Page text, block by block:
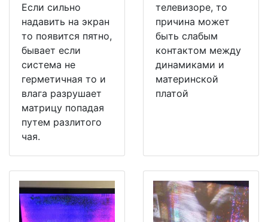
Если сильно
надавить на экран
то появится пятно,
бывает если
система не
герметичная то и
влага разрушает
матрицу попадая
путем разлитого
чая.
телевизоре, то
причина может
быть слабым
контактом между
динамиками и
материнской
платой